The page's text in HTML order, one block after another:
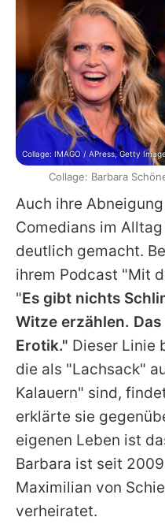
Auch ihre
Comedians im
deutlich gemacht.
ihrem Podcast "Mit
"Es gibt nichts
Witze erzählen.
Erotik." Dieser Linie
die als "Lachsack"
Kalauern" sind,
erklärte sie
eigenen Leben ist
Barbara ist seit
Maximilian von
verheiratet.
Collage: IMAGO / APress, Getty
Collage: Barbara